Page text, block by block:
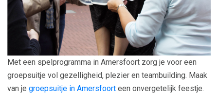
Met een spelprogramma in Amersfoort zorg je voor een
groepsuitje vol gezelligheid, plezier en teambuilding. Maak
van je groepsuitje in Amersfoort een onvergetelijk feestje.